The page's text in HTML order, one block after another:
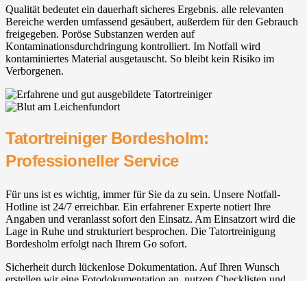
Qualität bedeutet ein dauerhaft sicheres Ergebnis. alle relevanten
Bereiche werden umfassend gesäubert, außerdem für den Gebrauch
freigegeben. Poröse Substanzen werden auf
Kontaminationsdurchdringung kontrolliert. Im Notfall wird
kontaminiertes Material ausgetauscht. So bleibt kein Risiko im
Verborgenen.
Tatortreiniger Bordesholm:
Professioneller Service
Für uns ist es wichtig, immer für Sie da zu sein. Unsere Notfall-
Hotline ist 24/7 erreichbar. Ein erfahrener Experte notiert Ihre
Angaben und veranlasst sofort den Einsatz. Am Einsatzort wird die
Lage in Ruhe und strukturiert besprochen. Die Tatortreinigung
Bordesholm erfolgt nach Ihrem Go sofort.
Sicherheit durch lückenlose Dokumentation. Auf Ihren Wunsch